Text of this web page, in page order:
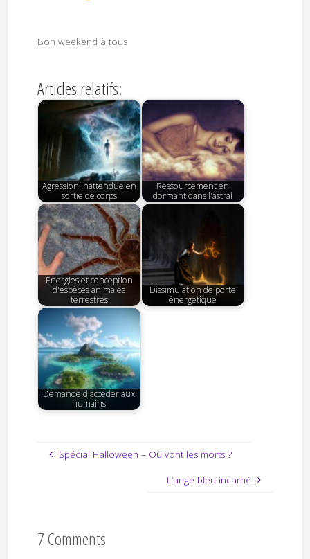
Bon weekend à tous
Articles relatifs:
Agression inattendue en
sortie de corps
Ressourcement en
dormant dans l'astral
Energies et conception
d'espèces animales
terrestres
Dissimulation de porte
énergétique
Demande d'accéder aux
humains
Spécial Halloween – Où vont les morts ?
L’ange bleu incarné
7 Comments